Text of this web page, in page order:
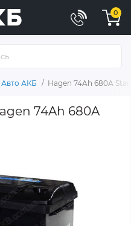
0
Авто АКБ Hagen 74Ah 680A
74Ah 680A